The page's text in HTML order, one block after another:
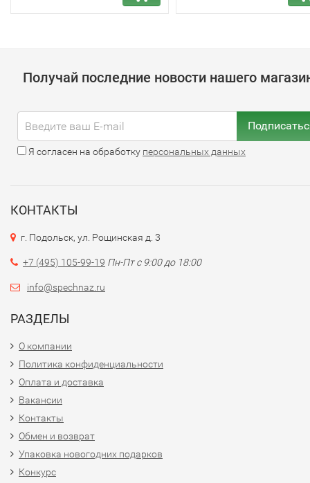
Получай последние новости нашего
Я согласен на обработку персональных данных
КОНТАКТЫ
г. Подольск, ул. Рощинская д. 3
+7 (495) 105-99-19 Пн-Пт с 9:00 до 18:00
info@spechnaz.ru
РАЗДЕЛЫ
О компании
Политика конфиденциальности
Оплата и доставка
Вакансии
Контакты
Обмен и возврат
Упаковка новогодних подарков
Конкурс